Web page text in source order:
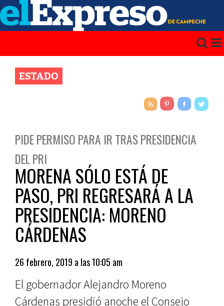
ESTADO
PIDE PERMISO PARA IR TRAS PRESIDENCIA
DEL PRI
MORENA SÓLO ESTÁ DE
PASO, PRI REGRESARÁ A LA
PRESIDENCIA: MORENO
CÁRDENAS
26 febrero, 2019 a las 10:05 am
El gobernador Alejandro Moreno
Cárdenas presidió anoche el Consejo